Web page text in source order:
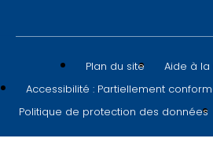
Plan du site
Aide à
Accessibilité : Partiellement
Politique de protection des données